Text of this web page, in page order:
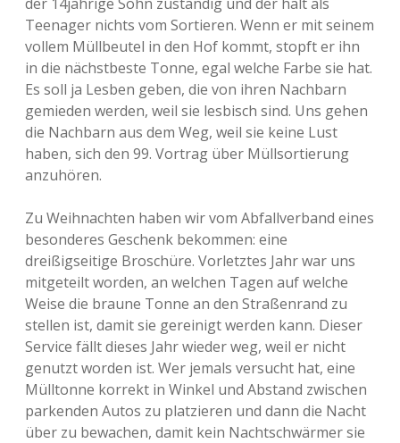
Teenager nichts vom Sortieren. Wenn er mit seinem
vollem Müllbeutel in den Hof kommt, stopft er ihn
in die nächstbeste Tonne, egal welche Farbe sie hat.
Es soll ja Lesben geben, die von ihren Nachbarn
gemieden werden, weil sie lesbisch sind. Uns gehen
die Nachbarn aus dem Weg, weil sie keine Lust
haben, sich den 99. Vortrag über Müllsortierung
anzuhören.
Zu Weihnachten haben wir vom Abfallverband eines
besonderes Geschenk bekommen: eine
dreißigseitige Broschüre. Vorletztes Jahr war uns
mitgeteilt worden, an welchen Tagen auf welche
Weise die braune Tonne an den Straßenrand zu
stellen ist, damit sie gereinigt werden kann. Dieser
Service fällt dieses Jahr wieder weg, weil er nicht
genutzt worden ist. Wer jemals versucht hat, eine
Mülltonne korrekt in Winkel und Abstand zwischen
parkenden Autos zu platzieren und dann die Nacht
über zu bewachen, damit kein Nachtschwärmer sie